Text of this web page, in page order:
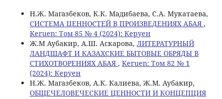
Н.Ж. Магазбеков, К.К. Мадибаева, С.А. Мукатаева,
СИСТЕМА ЦЕННОСТЕЙ В ПРОИЗВЕДЕНИЯХ АБАЯ ,
Keruen: Том 85 № 4 (2024): Керуен
Ж.М Аубакир, А.Ш. Аскарова, ЛИТЕРАТУРНЫЙ
ЛАНДШАФТ И КАЗАХСКИЕ БЫТОВЫЕ ОБРЯДЫ В
СТИХОТВОРЕНИЯХ АБАЯ , Keruen: Том 82 № 1
(2024): Керуен
Н.Ж. Магазбеков, А.К. Калиева, Ж.М. Аубакир,
ОБЩЕЧЕЛОВЕЧЕСКИЕ ЦЕННОСТИ И КОНЦЕПЦИЯ